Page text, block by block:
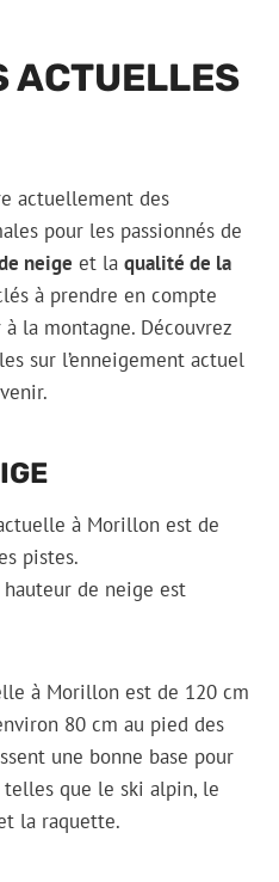
ACTUELLES
actuellement des
pour les passionnés de
neige et la qualité de la
à prendre en compte
la montagne. Découvrez
sur l’enneigement actuel
à Morillon est de
pistes.
de neige est
à Morillon est de 120 cm
80 cm au pied des
une bonne base pour
que le ski alpin, le
la raquette.